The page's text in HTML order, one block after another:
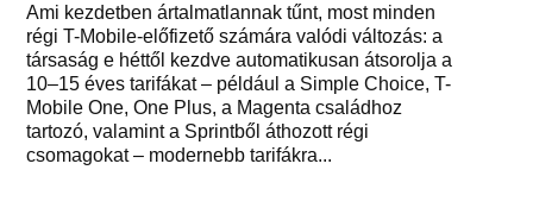
Ami kezdetben ártalmatlannak tűnt, most minden
régi T-Mobile-előfizető számára valódi változás: a
társaság e héttől kezdve automatikusan átsorolja a
10–15 éves tarifákat – például a Simple Choice, T-
Mobile One, One Plus, a Magenta családhoz
tartozó, valamint a Sprintből áthozott régi
csomagokat – modernebb tarifákra...